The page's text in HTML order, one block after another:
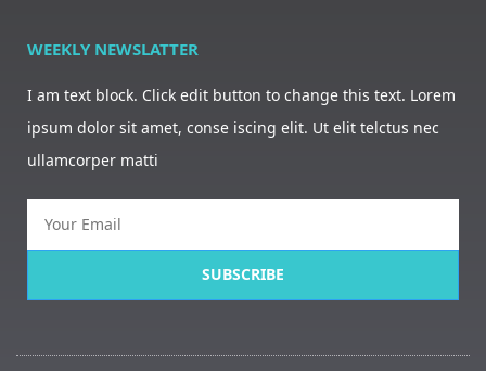
WEEKLY NEWSLATTER
I am text block. Click edit button to change this text. Lorem
ipsum dolor sit amet, conse iscing elit. Ut elit telctus nec
ullamcorper matti
SUBSCRIBE